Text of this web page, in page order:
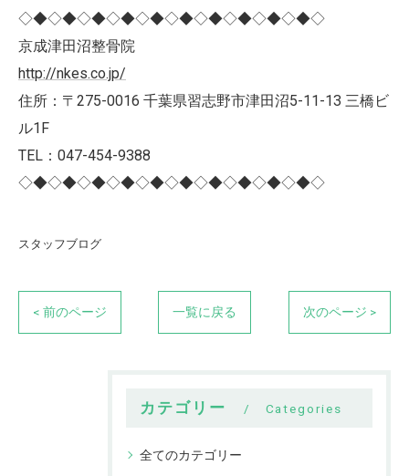
◇◆◇◆◇◆◇◆◇◆◇◆◇◆◇◆◇◆◇◆◇
京成津田沼整骨院
http://nkes.co.jp/
住所：〒275-0016 千葉県習志野市津田沼5-11-13 三橋ビ
ル1F
TEL：047-454-9388
◇◆◇◆◇◆◇◆◇◆◇◆◇◆◇◆◇◆◇◆◇
スタッフブログ
< 前のページ 一覧に戻る 次のページ >
カテゴリー Categories
全てのカテゴリー